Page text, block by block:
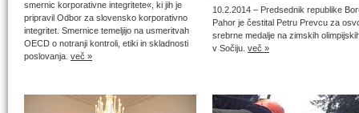
smernic korporativne integritete«, ki jih je
pripravil Odbor za slovensko korporativno
integritet. Smernice temeljijo na usmeritvah
OECD o notranji kontroli, etiki in skladnosti
poslovanja. več »
10.2.2014 – Predsednik republike
Pahor je čestital Petru Prevcu za
srebrne medalje na zimskih
v Sočiju. več »